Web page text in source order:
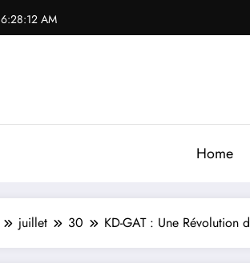
6:28:14 AM
Home
juillet 30 KD-GAT : Une Révolution